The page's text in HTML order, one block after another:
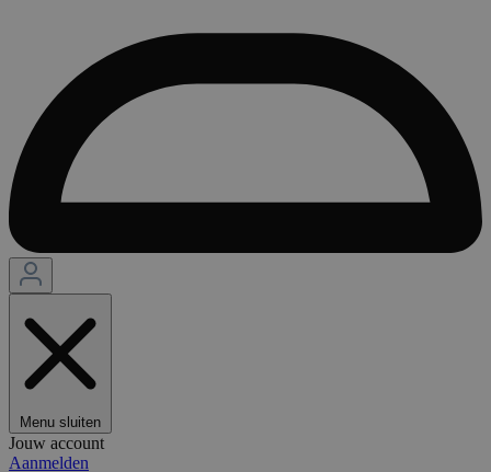
Menu sluiten
Jouw account
Aanmelden